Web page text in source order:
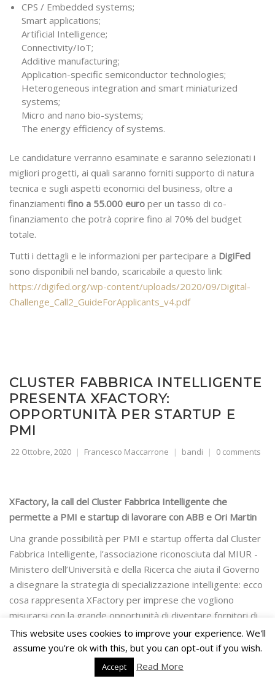
CPS / Embedded systems;
Smart applications;
Artificial Intelligence;
Connectivity/IoT;
Additive manufacturing;
Application-specific semiconductor technologies;
Heterogeneous integration and smart miniaturized
systems;
Micro and nano bio-systems;
The energy efficiency of systems.
Le candidature verranno esaminate e saranno selezionati i
migliori progetti, ai quali saranno forniti supporto di natura
tecnica e sugli aspetti economici del business, oltre a
finanziamenti fino a 55.000 euro per un tasso di co-
finanziamento che potrà coprire fino al 70% del budget
totale.
Tutti i dettagli e le informazioni per partecipare a DigiFed
sono disponibili nel bando, scaricabile a questo link:
https://digifed.org/wp-content/uploads/2020/09/Digital-
Challenge_Call2_GuideForApplicants_v4.pdf
CLUSTER FABBRICA INTELLIGENTE
PRESENTA XFACTORY:
OPPORTUNITÀ PER STARTUP E
PMI
22 Ottobre, 2020 Francesco Maccarrone bandi 0 comments
XFactory, la call del Cluster Fabbrica Intelligente che
permette a PMI e startup di lavorare con ABB e Ori Martin
Una grande possibilità per PMI e startup offerta dal Cluster
Fabbrica Intelligente, l’associazione riconosciuta dal MIUR -
Ministero dell’Università e della Ricerca che aiuta il Governo
a disegnare la strategia di specializzazione intelligente: ecco
cosa rappresenta XFactory per imprese che vogliono
misurarsi con la grande opportunità di diventare fornitori di
importanti attori del settore manifatturiero.
Il CFI ha lanciato una vera e propriacall for solution:
XFactory Open Innovation Challenge (XFOIC)
This website uses cookies to improve your experience. We'll
assume you're ok with this, but you can opt-out if you wish.
Accept Read More